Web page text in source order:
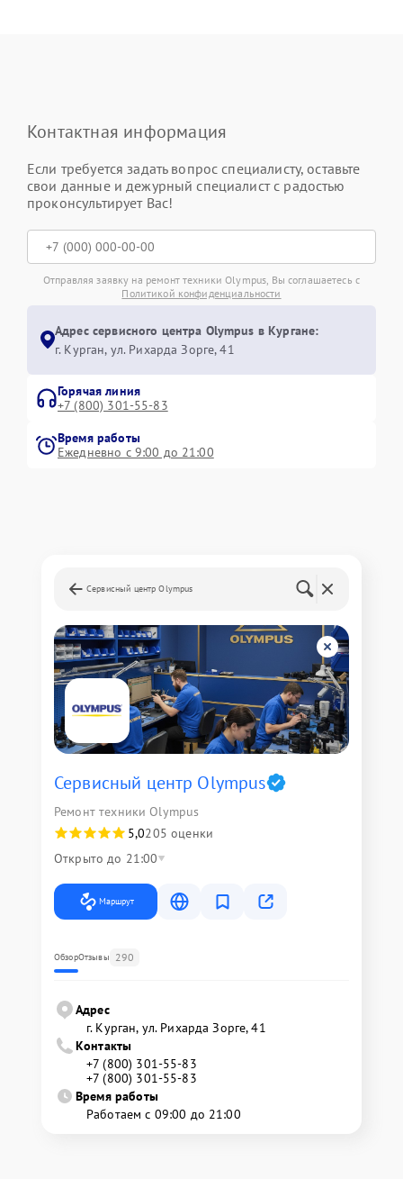
Контактная информация
Если требуется задать вопрос специалисту, оставьте
свои данные и дежурный специалист с радостью
проконсультирует Вас!
Отправляя заявку на ремонт техники Olympus, Вы соглашаетесь с
Политикой конфиденциальности
Адрес сервисного центра Olympus в Кургане:
г. Курган, ул. Рихарда Зорге, 41
Горячая линия
+7 (800) 301-55-83
Время работы
Ежедневно с 9:00 до 21:00
Сервисный центр Olympus
Сервисный центр Olympus
Ремонт техники Olympus
5,0205 оценки
Открыто до 21:00
Маршрут
ОбзорОтзывы 290
Адрес
г. Курган, ул. Рихарда Зорге, 41
Контакты
+7 (800) 301-55-83
+7 (800) 301-55-83
Время работы
Работаем с 09:00 до 21:00